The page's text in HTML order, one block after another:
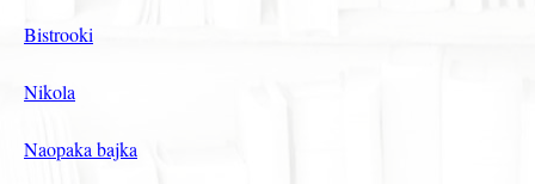
Bistrooki
Nikola
Naopaka bajka